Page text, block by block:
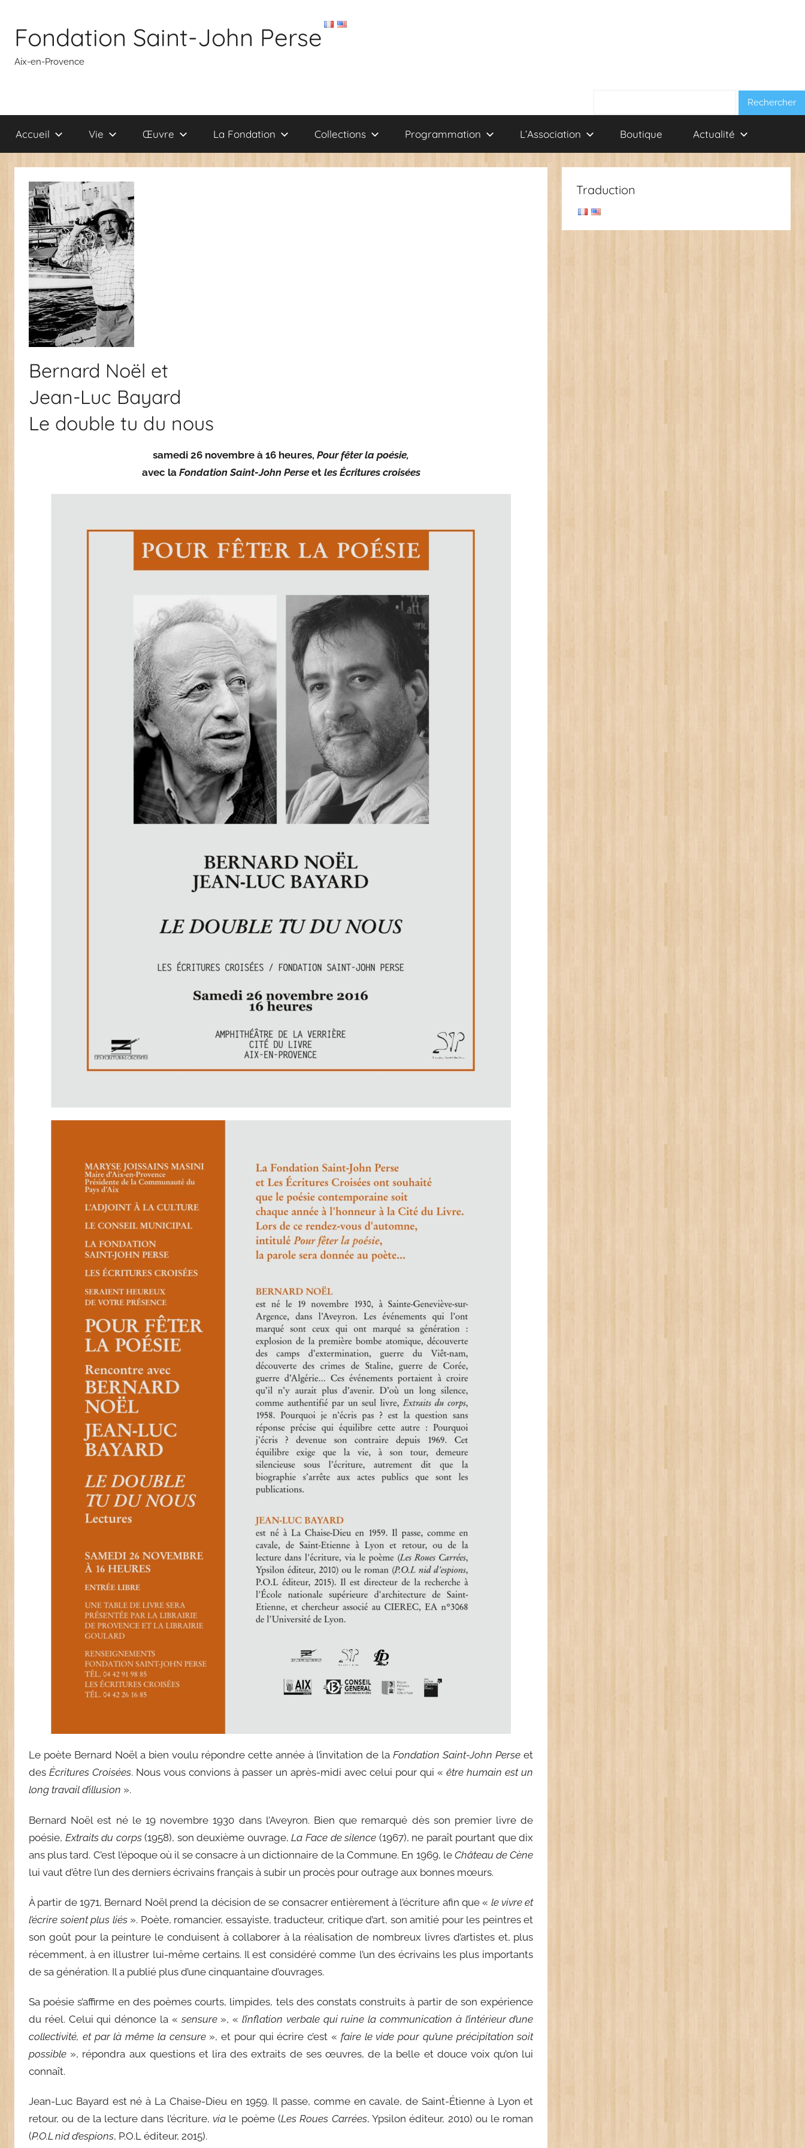
contenu
Fondation Saint-John Perse
Aix-en-Provence
Accueil Vie Œuvre La Fondation Collections Programmation L’Association Boutique Actualité
Bernard Noël et
Jean-Luc Bayard
Le double tu du nous
samedi 26 novembre à 16 heures,Pour fêter la poésie,
avec laFondation Saint-John Perse etles Écritures croisées
Le poète Bernard Noël a bien voulu répondre cette année à l’invitation de laFondation Saint-John Perse et
desÉcritures Croisées. Nous vous convions à passer un après-midi avec celui pour qui « être humain est un
long travail d’illusion ».
Bernard Noël est né le 19 novembre 1930 dans l’Aveyron. Bien que remarqué dès son premier livre de
poésie, Extraits du corps(1958), son deuxième ouvrage,La Face de silence (1967), ne paraît pourtant que dix
ans plus tard. C’est l’époque où il se consacre à un dictionnaire de la Commune. En 1969, le Château de Cène
lui vaut d’être l’un des derniers écrivains français à subir un procès pour outrage aux bonnes mœurs.
À partir de 1971, Bernard Noël prend la décision de se consacrer entièrement à l’écriture afin que « le vivre et
l’écrire soient plus liés ». Poète, romancier, essayiste, traducteur, critique d’art, son amitié pour les peintres et
son goût pour la peinture le conduisent à collaborer à la réalisation de nombreux livres d’artistes et, plus
récemment, à en illustrer lui-même certains. Il est considéré comme l’un des écrivains les plus importants
de sa génération. Il a publié plus d’une cinquantaine d’ouvrages.
Sa poésie s’affirme en des poèmes courts, limpides, tels des constats construits à partir de son expérience
du réel. Celui qui dénonce la «sensure», « l’inflation verbale qui ruine la communication à l’intérieur d’une
collectivité, et par là même la censure », et pour qui écrire c’est « faire le vide pour qu’une précipitation soit
possible », répondra aux questions et lira des extraits de ses œuvres, de la belle et douce voix qu’on lui
connaît.
Jean-Luc Bayard est né à La Chaise-Dieu en 1959. Il passe, comme en cavale, de Saint-Étienne à Lyon et
retour, ou de la lecture dans l’écriture, via le poème (Les Roues Carrées, Ypsilon éditeur, 2010) ou le roman
(P.O.L nid d’espions, P.O.L éditeur, 2015).
Traduction